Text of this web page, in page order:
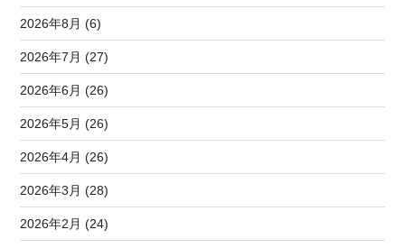
2026年8月 (6)
2026年7月 (27)
2026年6月 (26)
2026年5月 (26)
2026年4月 (26)
2026年3月 (28)
2026年2月 (24)